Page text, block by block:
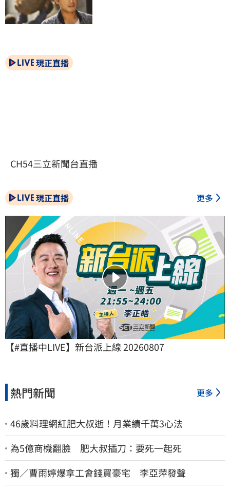
現正直播
CH54三立新聞台直播
現正直播 更多
【#直播中LIVE】新台派上線 20260807
熱門新聞 更多
46歲料理網紅肥大叔逝！月業績千萬3心法
為5億商機翻臉 肥大叔插刀：要死一起死
獨／曹雨婷爆拿工會錢買豪宅 李亞萍發聲